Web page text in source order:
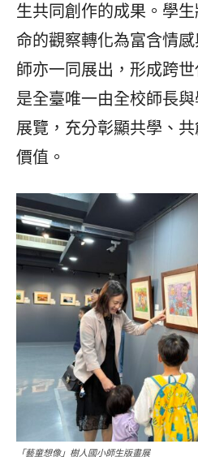
生共同創作的成果。學
命的觀察轉化為富含情
師亦一同展出，形成跨
是全臺唯一由全校師長
展覽，充分彰顯共學、
價值。
「藝童想像」樹人國小師生版畫展